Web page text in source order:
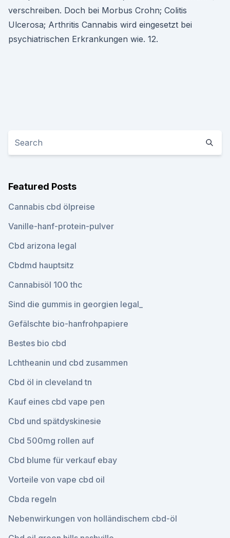
verschreiben. Doch bei Morbus Crohn; Colitis
Ulcerosa; Arthritis Cannabis wird eingesetzt bei
psychiatrischen Erkrankungen wie. 12.
Featured Posts
Cannabis cbd ölpreise
Vanille-hanf-protein-pulver
Cbd arizona legal
Cbdmd hauptsitz
Cannabisöl 100 thc
Sind die gummis in georgien legal_
Gefälschte bio-hanfrohpapiere
Bestes bio cbd
Lchtheanin und cbd zusammen
Cbd öl in cleveland tn
Kauf eines cbd vape pen
Cbd und spätdyskinesie
Cbd 500mg rollen auf
Cbd blume für verkauf ebay
Vorteile von vape cbd oil
Cbda regeln
Nebenwirkungen von holländischem cbd-öl